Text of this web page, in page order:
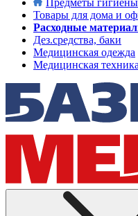
Предметы гигиены
Товары для дома и
Расходные
Дез.средства, баки
Медицинская одежда
Медицинская техника